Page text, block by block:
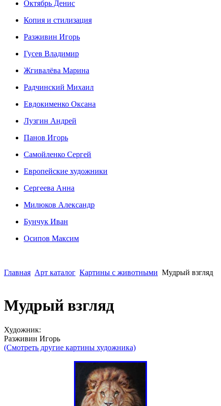
Октябрь Денис
Копия и стилизация
Разживин Игорь
Гусев Владимир
Жгивалёва Марина
Радчинский Михаил
Евдокименко Оксана
Лузгин Андрей
Панов Игорь
Сaмoйленко Сергей
Европейские художники
Сергеева Анна
Милюков Александр
Бунчук Иван
Осипoв Максим
Главная Арт каталог Картины с животными Мудрый взгляд
Мудрый взгляд
Художник:
Разживин Игорь
(Смотреть другие картины художника)